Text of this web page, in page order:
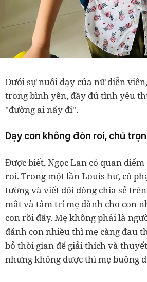
Dưới sự nuôi dạy của nữ diễn
trong bình yên, đầy đủ tình yêu
"đường ai nấy đi".
Dạy con không đòn roi, chú
Được biết, Ngọc Lan có quan
roi. Trong một lần Louis hư, cô
tường và viết đôi dòng chia sẻ
mắt và tâm trí mẹ dành cho con
con rồi đấy. Mẹ không phải là
đánh con nhiều thì mẹ càng đau
bỏ thời gian để giải thích và
nhưng không được thì mẹ buông